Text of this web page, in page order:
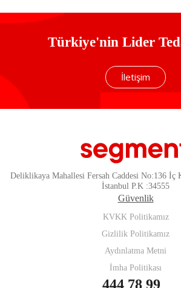
Türkiye'nin Lider
İletişim
Deliklikaya Mahallesi Fersah Caddesi No:136 İç
İstanbul P.K :34555
Güvenlik
KVKK Politikamız
Gizlilik Politikamız
Aydınlatma Metni
İmha Politikası
444 78 99